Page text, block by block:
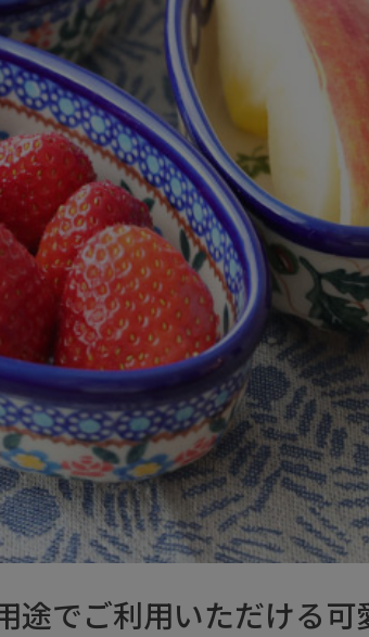
途でご利用いただける可